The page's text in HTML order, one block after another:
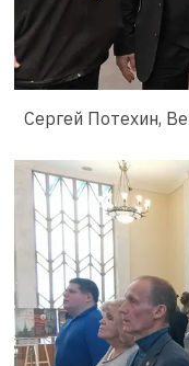
Сергей Потехин,